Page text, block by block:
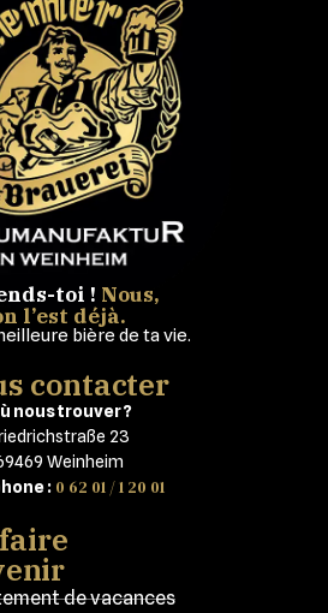
toi ! Nous,
l’est déjà.
bière de ta vie.
contacter
nous trouver ?
23
Weinheim
: 0 62 01 / 1 20 01
de vacances